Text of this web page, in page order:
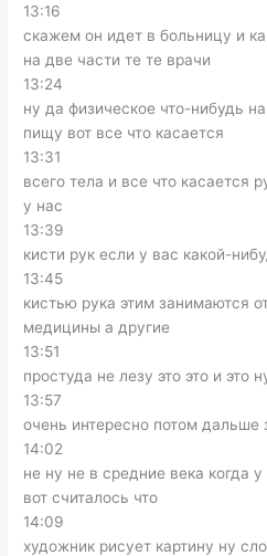
13:16
скажем он идет в больницу и
на две части те те врачи
13:24
ну да физическое что-нибудь
пищу вот все что касается
13:31
всего тела и все что касается
у нас
13:39
кисти рук если у вас какой-
13:45
кистью рука этим занимаются
медицины а другие
13:51
простуда не лезу это это и это
13:57
очень интересно потом дальше
14:02
не ну не в средние века когда
вот считалось что
14:09
художник рисует картину ну